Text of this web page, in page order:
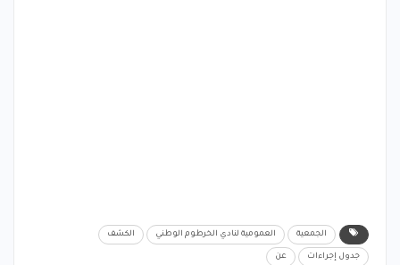
الجمعية العمومية لنادي الخرطوم الوطني الكشف
جدول إجراءات عن